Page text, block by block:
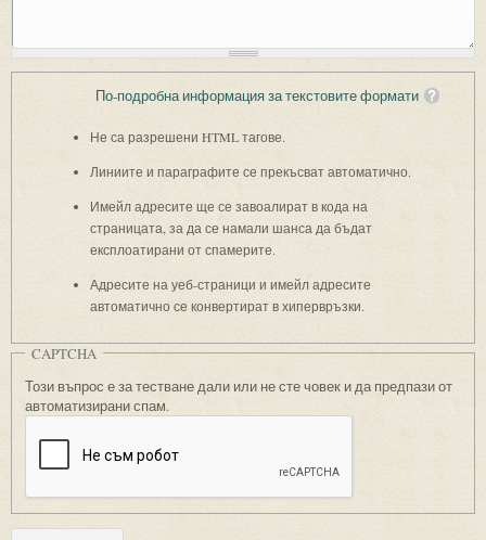
По-подробна информация за текстовите формати
Не са разрешени HTML тагове.
Линиите и параграфите се прекъсват автоматично.
Имейл адресите ще се завоалират в кода на
страницата, за да се намали шанса да бъдат
експлоатирани от спамерите.
Адресите на уеб-страници и имейл адресите
автоматично се конвертират в хипервръзки.
CAPTCHA
Този въпрос е за тестване дали или не сте човек и да предпази от
автоматизирани спам.